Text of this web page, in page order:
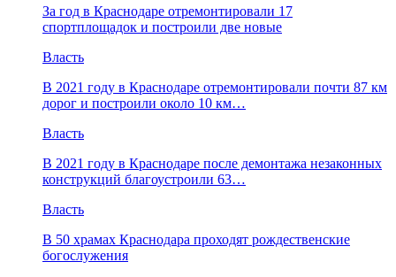
За год в Краснодаре отремонтировали 17
спортплощадок и построили две новые
Власть
В 2021 году в Краснодаре отремонтировали почти 87 км
дорог и построили около 10 км…
Власть
В 2021 году в Краснодаре после демонтажа незаконных
конструкций благоустроили 63…
Власть
В 50 храмах Краснодара проходят рождественские
богослужения